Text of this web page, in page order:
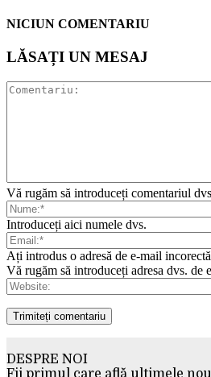
NICIUN COMENTARIU
LĂSAȚI UN MESAJ
Vă rugăm să introduceți comentariul
Introduceți aici numele dvs.
Ați introdus o adresă de e-mail
Vă rugăm să introduceți adresa dvs. de
DESPRE NOI
Fii primul care află ultimele